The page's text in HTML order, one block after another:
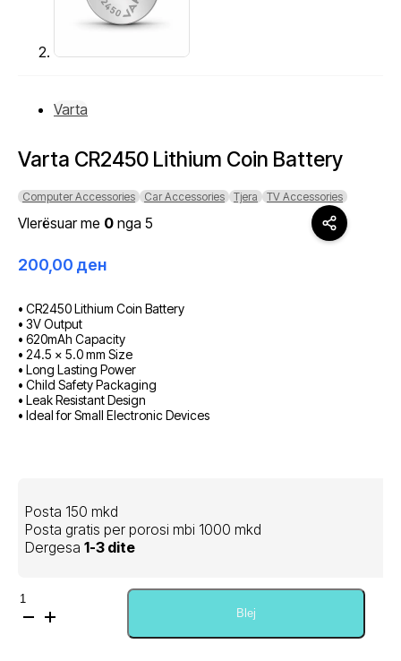
Varta
Varta CR2450 Lithium Coin Battery
Computer Accessories Car Accessories Tjera TV Accessories
Vlerësuar me 0 nga 5
200,00 ден
• CR2450 Lithium Coin Battery
• 3V Output
• 620mAh Capacity
• 24.5 × 5.0 mm Size
• Long Lasting Power
• Child Safety Packaging
• Leak Resistant Design
• Ideal for Small Electronic Devices
Posta 150 mkd
Posta gratis per porosi mbi 1000 mkd
Dergesa 1-3 dite
Sasi
Varta
Blej